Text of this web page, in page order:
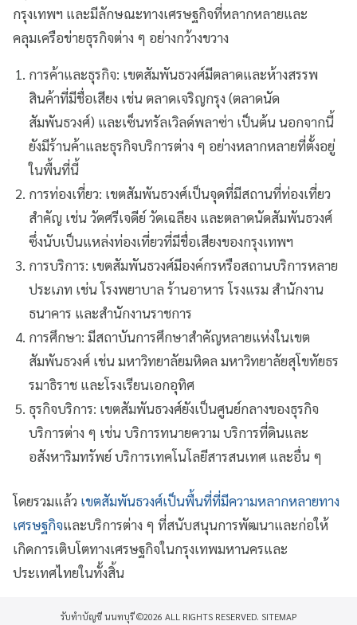
กรุงเทพฯ และมีลักษณะทางเศรษฐกิจที่หลากหลายและ
คลุมเครือข่ายธุรกิจต่าง ๆ อย่างกว้างขวาง
การค้าและธุรกิจ: เขตสัมพันธวงศ์มีตลาดและห้างสรรพ
สินค้าที่มีชื่อเสียง เช่น ตลาดเจริญกรุง (ตลาดนัด
สัมพันธวงศ์) และเซ็นทรัลเวิลด์พลาซ่า เป็นต้น นอกจากนี้
ยังมีร้านค้าและธุรกิจบริการต่าง ๆ อย่างหลากหลายที่ตั้งอยู่
ในพื้นที่นี้
การท่องเที่ยว: เขตสัมพันธวงศ์เป็นจุดที่มีสถานที่ท่องเที่ยว
สำคัญ เช่น วัดศรีเจดีย์ วัดเฉลียง และตลาดนัดสัมพันธวงศ์
ซึ่งนับเป็นแหล่งท่องเที่ยวที่มีชื่อเสียงของกรุงเทพฯ
การบริการ: เขตสัมพันธวงศ์มีองค์กรหรือสถานบริการหลาย
ประเภท เช่น โรงพยาบาล ร้านอาหาร โรงแรม สำนักงาน
ธนาคาร และสำนักงานราชการ
การศึกษา: มีสถาบันการศึกษาสำคัญหลายแห่งในเขต
สัมพันธวงศ์ เช่น มหาวิทยาลัยมหิดล มหาวิทยาลัยสุโขทัยธร
รมาธิราช และโรงเรียนเอกอุทิศ
ธุรกิจบริการ: เขตสัมพันธวงศ์ยังเป็นศูนย์กลางของธุรกิจ
บริการต่าง ๆ เช่น บริการทนายความ บริการที่ดินและ
อสังหาริมทรัพย์ บริการเทคโนโลยีสารสนเทศ และอื่น ๆ
โดยรวมแล้ว เขตสัมพันธวงศ์เป็นพื้นที่ที่มีความหลากหลายทาง
เศรษฐกิจและบริการต่าง ๆ ที่สนับสนุนการพัฒนาและก่อให้
เกิดการเติบโตทางเศรษฐกิจในกรุงเทพมหานครและ
ประเทศไทยในทั้งสิ้น
รับทำบัญชี นนทบุรี©2026 ALL RIGHTS RESERVED. SITEMAP